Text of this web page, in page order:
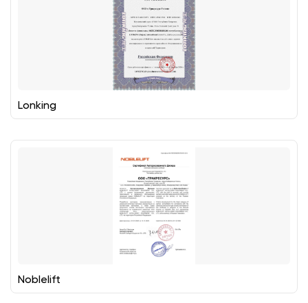
Lonking
Noblelift